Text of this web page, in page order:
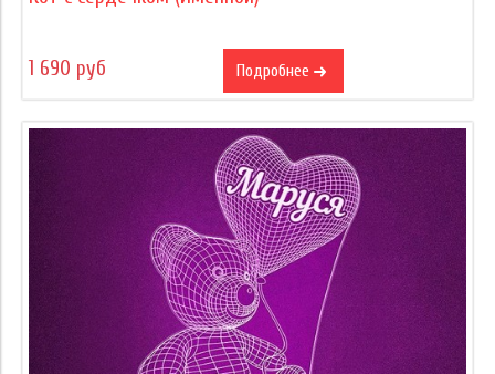
1 690 руб Подробнее